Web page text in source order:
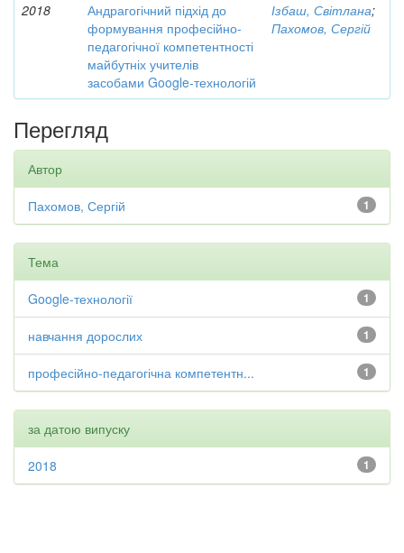
2018
Андрагогічний підхід до
формування професійно-
педагогічної компетентності
майбутніх учителів
засобами Google-технологій
Ізбаш, Світлана;
Пахомов, Сергій
Перегляд
Автор
1
Пахомов, Сергій
Тема
1
Google-технології
1
навчання дорослих
1
професійно-педагогічна компетентн...
за датою випуску
1
2018